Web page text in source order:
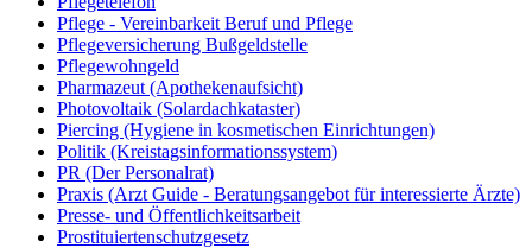
Pflege - Vereinbarkeit Beruf und Pflege
Pflegeversicherung Bußgeldstelle
Pflegewohngeld
Pharmazeut (Apothekenaufsicht)
Photovoltaik (Solardachkataster)
Piercing (Hygiene in kosmetischen Einrichtungen)
Politik (Kreistagsinformationssystem)
PR (Der Personalrat)
Praxis (Arzt Guide - Beratungsangebot für interessierte Ärzte)
Presse- und Öffentlichkeitsarbeit
Prostituiertenschutzgesetz